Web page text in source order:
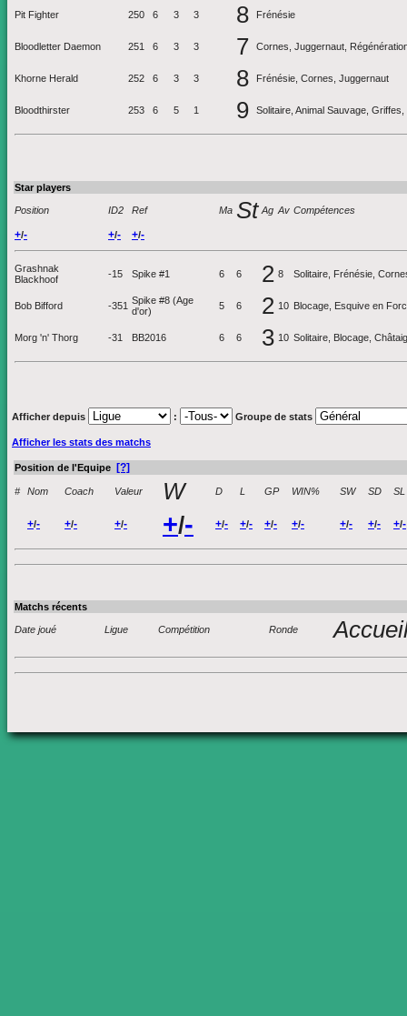
Pit Fighter 250 6 3 3 8 Frénésie
Bloodletter Daemon 251 6 3 3 7 Cornes, Juggernaut,
Khorne Herald 252 6 3 3 8 Frénésie, Cornes, Juggernaut
Bloodthirster 253 6 5 1 9 Solitaire, Animal Sauvage,
Star players
Position ID2 Ref Ma St Ag Av Compétences
+/- +/- +/-
Grashnak
Blackhoof
-15 Spike #1 6 6 2 8 Solitaire, Frénésie,
Bob Bifford -351 Spike #8 (Age
d'or)
5 6 2 10 Blocage, Esquive en
Morg 'n' Thorg -31 BB2016 6 6 3 10 Solitaire, Blocage,
Afficher depuis : Groupe de stats
Afficher les stats des matchs
Position de l'Equipe [?]
# Nom Coach Valeur W D L GP WIN% SW SD SL
+/- +/- +/- +/- +/- +/- +/- +/- +/- +/- +/-
Matchs récents
Date joué Ligue Compétition Ronde